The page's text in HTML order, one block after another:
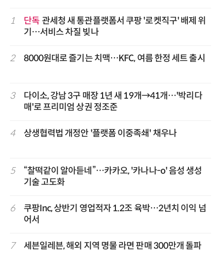
1 단독 관세청 새 통관플랫폼서 쿠팡 '로켓직구' 배제 위
기…서비스 차질 빚나
2 8000원대로 즐기는 치맥…KFC, 여름 한정 세트 출시
3
다이소, 강남 3구 매장 1년 새 19개→41개…'박리다
매'로 프리미엄 상권 정조준
4 상생협력법 개정안 '플랫폼 이중족쇄' 채우나
5
“찰떡같이 알아듣네”…카카오, '카나나-o' 음성 생성
기술 고도화
6
쿠팡Inc, 상반기 영업적자 1.2조 육박…2년치 이익 넘
어서
7 세븐일레븐, 해외 지역 명물 라면 판매 300만개 돌파